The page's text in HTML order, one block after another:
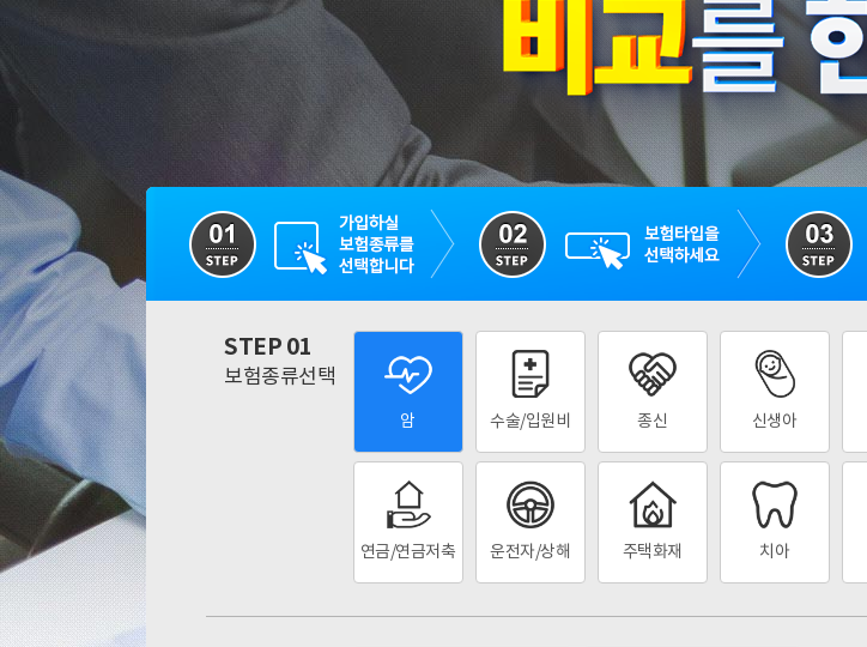
STEP 01
보험종류선택
암 수술/입원비 종신 신생아
연금/연금저축 운전자/상해 주택화재 치아